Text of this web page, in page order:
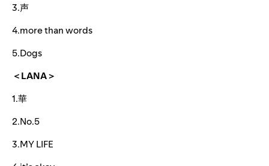
3.声
4.more than words
5.Dogs
＜LANA＞
1.華
2.No.5
3.MY LIFE